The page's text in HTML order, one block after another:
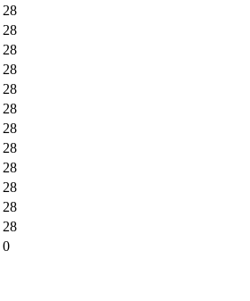
28
28
28
28
28
28
28
28
28
28
28
28
0